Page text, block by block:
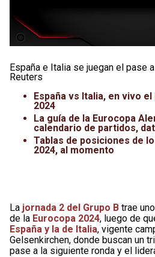
España e Italia se juegan el pase
Reuters
España vs Italia, en vivo
2024
La guía de la Eurocopa
calendario de partidos,
Tablas de posiciones de
2024, al momento
La jornada 2 del Grupo B trae
de la Eurocopa 2024, luego de
España y la de Italia, vigente
Gelsenkirchen, donde buscan un
pase a la siguiente ronda y el